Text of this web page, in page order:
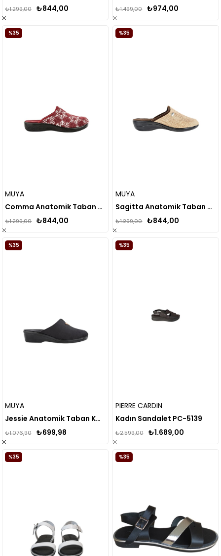
₺844,00
₺1.299,00
₺974,00
₺1.499,00
MUYA
Comma Anatomik Taban Kadın Ev Terliği
₺844,00
₺1.299,00
%35
MUYA
Sagitta Anatomik Taban Kadın Ev Terliği
₺844,00
₺1.299,00
%35
MUYA
Jessie Anatomik Taban Kadın Ev Terliği
₺699,98
₺1.076,90
%35
PIERRE CARDIN
Kadın Sandalet PC-5139
₺1.689,00
₺2.599,00
%35
%35 %35